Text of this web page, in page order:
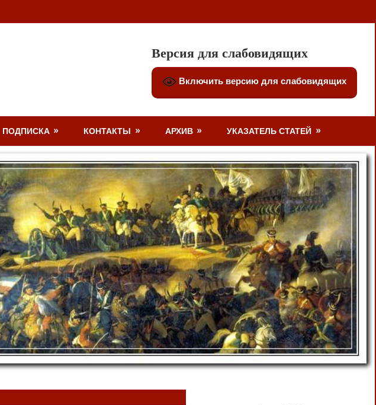
Версия для слабовидящих
Включить версию для слабовидящих
ПОДПИСКА КОНТАКТЫ АРХИВ УКАЗАТЕЛЬ СТАТЕЙ